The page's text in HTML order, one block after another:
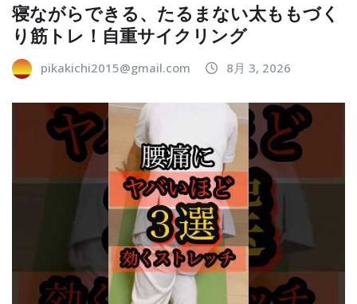
寝ながらできる、たるまない太ももづく
り筋トレ！自重サイクリング
pikakichi2015@gmail.com 8月 3, 2026